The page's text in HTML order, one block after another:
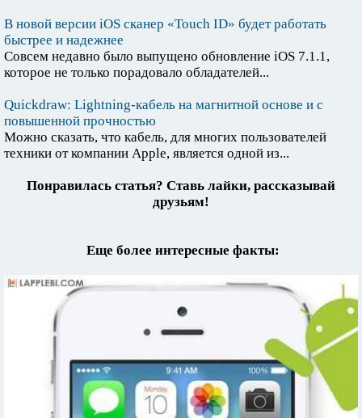
В новой версии iOS сканер «Touch ID» будет работать
быстрее и надежнее
Совсем недавно было выпущено обновление iOS 7.1.1,
которое не только порадовало обладателей...
Quickdraw: Lightning-кабель на магнитной основе и с
повышенной прочностью
Можно сказать, что кабель, для многих пользователей
техники от компании Apple, является одной из...
Понравилась статья? Ставь лайки, рассказывай
друзьям!
Еще более интересные факты: